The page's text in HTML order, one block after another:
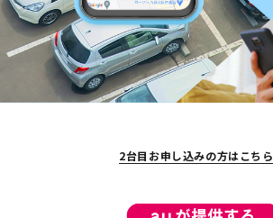
2台目お申し込みの方はこちら